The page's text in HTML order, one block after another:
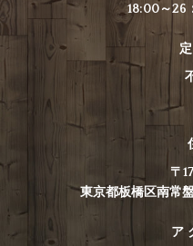
18:00～26
〒
東京都板橋区南常
ア